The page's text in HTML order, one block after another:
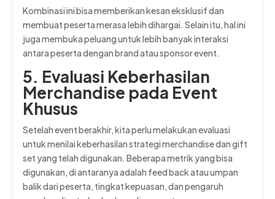
Kombinasi ini bisa memberikan kesan eksklusif dan
membuat peserta merasa lebih dihargai. Selain itu, hal ini
juga membuka peluang untuk lebih banyak interaksi
antara peserta dengan brand atau sponsor event.
5. Evaluasi Keberhasilan
Merchandise pada Event
Khusus
Setelah event berakhir, kita perlu melakukan evaluasi
untuk menilai keberhasilan strategi merchandise dan gift
set yang telah digunakan. Beberapa metrik yang bisa
digunakan, di antaranya adalah feed back atau umpan
balik dari peserta, tingkat kepuasan, dan pengaruh